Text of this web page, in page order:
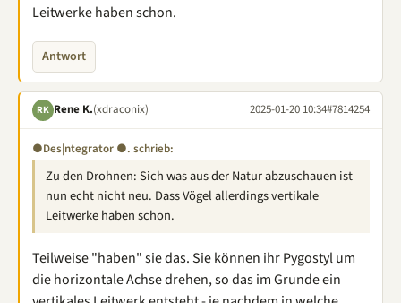
Leitwerke haben schon.
Antwort
RK Rene K.(xdraconix) 2025-01-20 10:34#7814254
●Des|ntegrator ●. schrieb:
Zu den Drohnen: Sich was aus der Natur abzuschauen ist
nun echt nicht neu. Dass Vögel allerdings vertikale
Leitwerke haben schon.
Teilweise "haben" sie das. Sie können ihr Pygostyl um
die horizontale Achse drehen, so das im Grunde ein